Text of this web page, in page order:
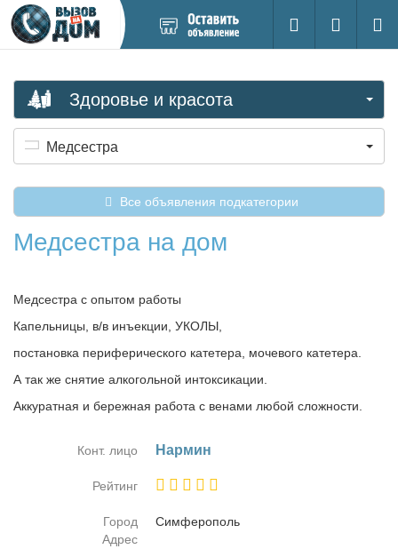
новое
Поиск
Вход на
Здоровье и красота
Медсестра
Все объявления подкатегории
Медсестра на дом
Медсестра с опытом работы
Капельницы, в/в инъекции, УКОЛЫ,
постановка периферического катетера, мочевого катетера.
А так же снятие алкогольной интоксикации.
Аккуратная и бережная работа с венами любой сложности.
Конт. лицо Нар­мин
Рейтинг
Город
Сим­фе­ро­поль
Адрес